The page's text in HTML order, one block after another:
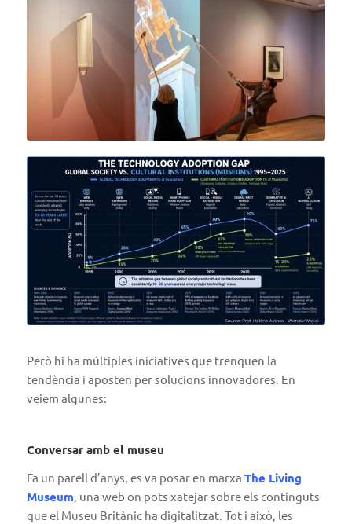
Però hi ha múltiples iniciatives que trenquen la
tendència i aposten per solucions innovadores. En
veiem algunes:
Conversar amb el museu
Fa un parell d’anys, es va posar en marxa The Living
Museum, una web on pots xatejar sobre els continguts
que el Museu Britànic ha digitalitzat. Tot i això, les